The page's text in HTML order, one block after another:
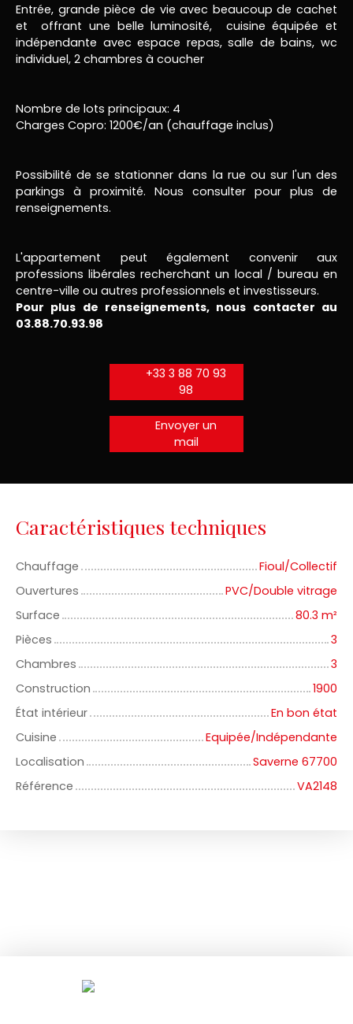
Entrée, grande pièce de vie avec beaucoup de cachet
et offrant une belle luminosité, cuisine équipée et
indépendante avec espace repas, salle de bains, wc
individuel, 2 chambres à coucher
Nombre de lots principaux: 4
Charges Copro: 1200€/an (chauffage inclus)
Possibilité de se stationner dans la rue ou sur l'un des
parkings à proximité. Nous consulter pour plus de
renseignements.
L'appartement peut également convenir aux
professions libérales recherchant un local / bureau en
centre-ville ou autres professionnels et investisseurs.
Pour plus de renseignements, nous contacter au
03.88.70.93.98
+33 3 88 70 93
98
Envoyer un
mail
Caractéristiques techniques
Chauffage
Fioul/Collectif
Ouvertures
PVC/Double vitrage
Surface
80.3 m²
Pièces
3
Chambres
3
Construction
1900
État intérieur
En bon état
Cuisine
Equipée/Indépendante
Localisation
Saverne 67700
Référence
VA2148